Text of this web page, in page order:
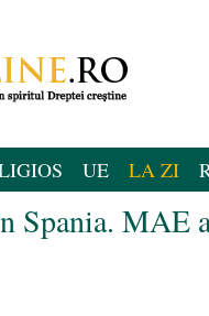
UE LA ZI
Spania. MAE